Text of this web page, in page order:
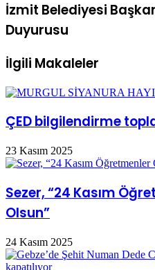
İzmit Belediyesi
Duyurusu
İlgili Makaleler
ÇED bilgilendirme
23 Kasım 2025
Sezer, “24 Kasım
Olsun”
24 Kasım 2025